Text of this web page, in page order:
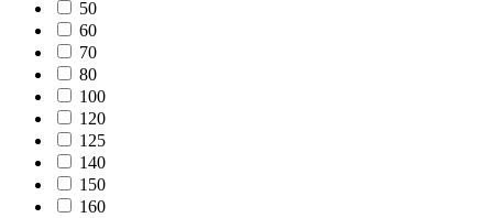
50
60
70
80
100
120
125
140
150
160